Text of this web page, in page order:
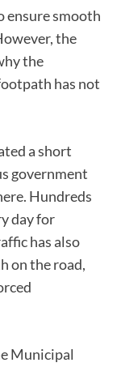
ensure smooth
the
the
has not
a short
government
Hundreds
day for
has also
on the road,
Municipal